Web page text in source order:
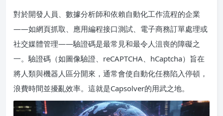
對於開發人員、數據分析師和依賴自動化工作流程的企業
——如網頁抓取、應用編程接口測試、電子商務訂單處理或
社交媒體管理——驗證碼是最常見和最令人沮喪的障礙之
一。驗證碼（如圖像驗證、reCAPTCHA、hCaptcha）旨在
將人類與機器人區分開來，通常會使自動化任務陷入停頓，
浪費時間並擾亂效率。這就是Capsolver的用武之地。